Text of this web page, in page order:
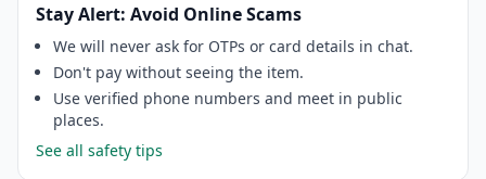
Stay Alert: Avoid Online Scams
We will never ask for OTPs or card details in chat.
Don't pay without seeing the item.
Use verified phone numbers and meet in public
places.
See all safety tips